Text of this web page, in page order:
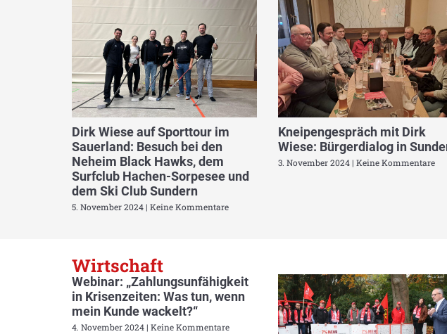
Dirk Wiese auf Sporttour im
Sauerland: Besuch bei den
Neheim Black Hawks, dem
Surfclub Hachen-Sorpesee und
dem Ski Club Sundern
5. November 2024 Keine Kommentare
Kneipengespräch mit Dirk
Wiese: Bürgerdialog in
3. November 2024 Keine Kommentare
Wirtschaft
Webinar: „Zahlungsunfähigkeit
in Krisenzeiten: Was tun, wenn
mein Kunde wackelt?“
4. November 2024 Keine Kommentare